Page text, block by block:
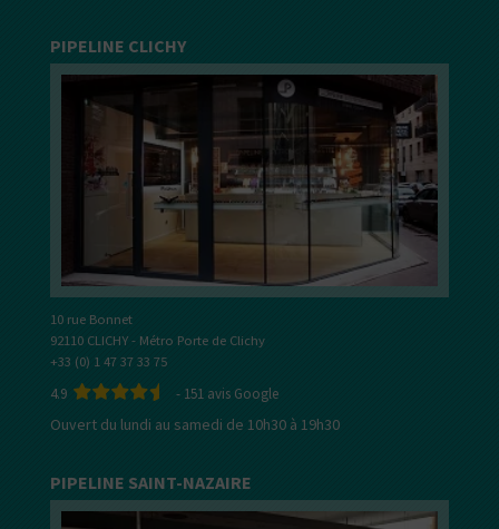
PIPELINE CLICHY
10 rue Bonnet
92110 CLICHY - Métro Porte de Clichy
+33 (0) 1 47 37 33 75
4.9 - 151 avis Google
Ouvert du lundi au samedi de 10h30 à 19h30
PIPELINE SAINT-NAZAIRE